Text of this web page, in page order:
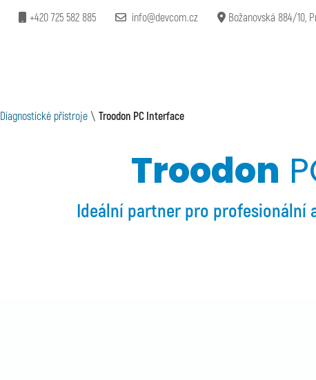
+420 725 582 885 info@devcom.cz Božanovská 884/10,
Diagnostické přístroje \ Troodon PC Interface
Troodon
Ideální partner pro profesionální